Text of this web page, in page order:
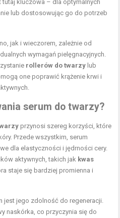
tutaj kluczowa – dla optymalnych
lub dostosowując go do potrzeb
jak i wieczorem, zależnie od
wymagań pielęgnacyjnych.
rollerów do twarzy lub
one poprawić krążenie krwi i
serum do twarzy?
przynosi szereg korzyści, które
Przede wszystkim, serum
dla elastyczności i jędrności cery.
aktywnych, takich jak kwas
staje się bardziej promienna i
jest jego zdolność do regeneracji.
naskórka, co przyczynia się do